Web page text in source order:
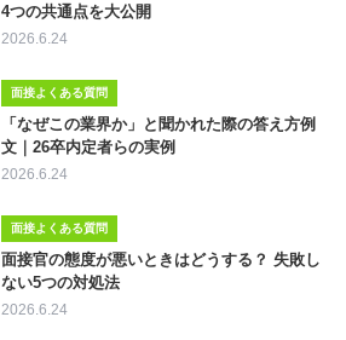
4つの共通点を大公開
2026.6.24
面接よくある質問
「なぜこの業界か」と聞かれた際の答え方例
文｜26卒内定者らの実例
2026.6.24
面接よくある質問
面接官の態度が悪いときはどうする？ 失敗し
ない5つの対処法
2026.6.24